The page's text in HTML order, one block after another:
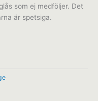
som ej medföljer. Det
är spetsiga.